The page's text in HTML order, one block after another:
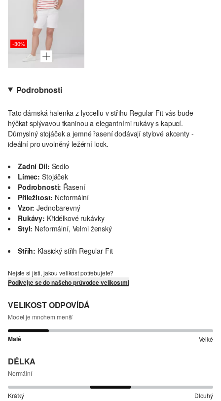
-30%
Podrobnosti
Tato dámská halenka z lyocellu v střihu Regular Fit vás bude
hýčkat splývavou tkaninou a elegantními rukávy s kapucí.
Důmyslný stojáček a jemné řasení dodávají stylové akcenty -
ideální pro uvolněný ležérní look.
Zadní Díl: Sedlo
Límec: Stojáček
Podrobnosti: Řasení
Příležitost: Neformální
Vzor: Jednobarevný
Rukávy: Křidélkové rukávky
Styl: Neformální, Velmi ženský
Střih: Klasický střih Regular Fit
Nejste si jisti, jakou velikost potřebujete?
Podívejte se do našeho průvodce velikostmi
VELIKOST ODPOVÍDÁ
Model je mnohem menší
Malé Velké
DÉLKA
Normální
Krátký Dlouhý